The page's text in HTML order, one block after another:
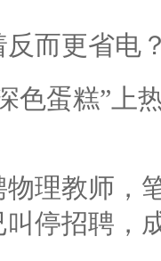
反而更省电
色蛋糕”上
理教师，
停招聘，